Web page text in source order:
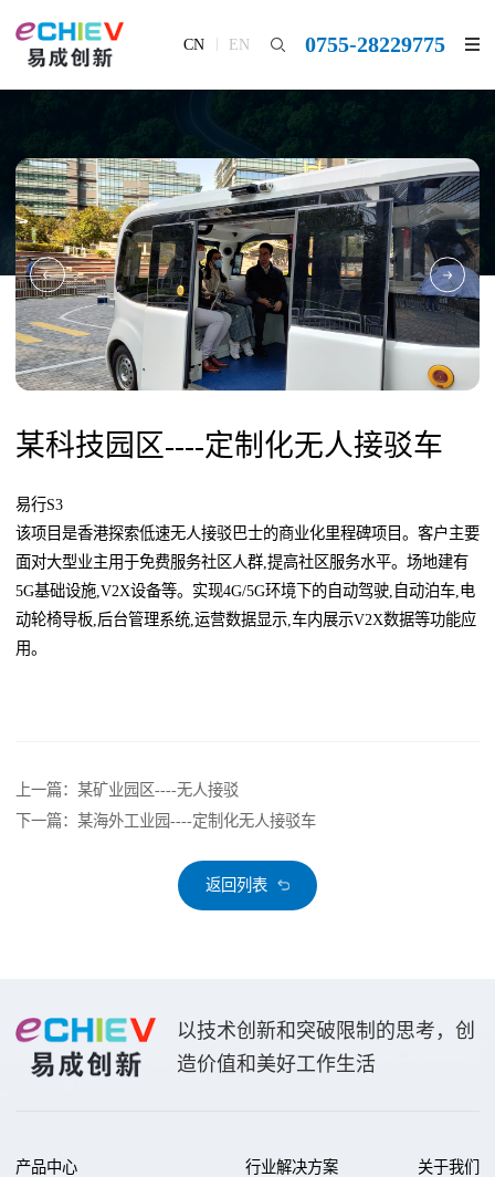
CN EN 0755-28229775
某科技园区----定制化无人接驳车
易行S3
该项目是香港探索低速无人接驳巴士的商业化里程碑项目。客户主要
面对大型业主用于免费服务社区人群,提高社区服务水平。场地建有
5G基础设施,V2X设备等。实现4G/5G环境下的自动驾驶,自动泊车,电
动轮椅导板,后台管理系统,运营数据显示,车内展示V2X数据等功能应
用。
上一篇：某矿业园区----无人接驳
下一篇：某海外工业园----定制化无人接驳车
返回列表
以技术创新和突破限制的思考，创
造价值和美好工作生活
产品中心 行业解决方案 关于我们